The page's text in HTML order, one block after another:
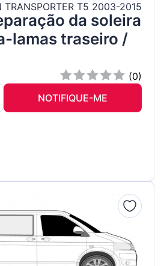
TRANSPORTER T5 2003-2015
da soleira
lamas traseiro /
(0)
NOTIFIQUE-ME